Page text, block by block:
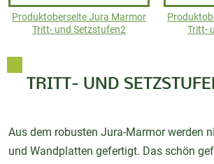
Produktoberseite Jura Marmor
Tritt- und Setzstufen2
Tritt-
TRITT- UND
Aus dem robusten Jura-Marmor werden
und Wandplatten gefertigt. Das schön